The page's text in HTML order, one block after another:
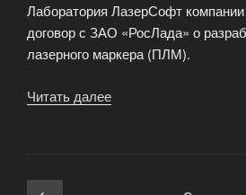
Лаборатория ЛазерСофт
договор с ЗАО «РосЛада» о
лазерного маркера (ПЛМ).
Читать далее